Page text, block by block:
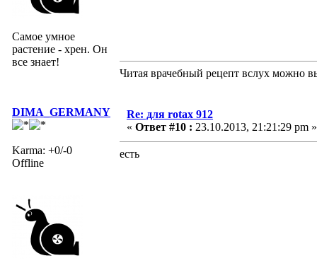
Самое умное
растение - хрен. Он
все знает!
Читая врачебный рецепт вслух можно
DIMA_GERMANY
Karma: +0/-0
Offline
Re: для rotax 912
« Ответ #10 : 23.10.2013, 21:21:29 pm »
есть